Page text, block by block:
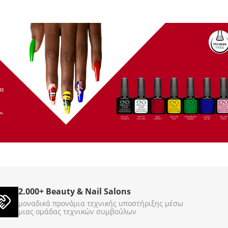
€8900
2.000+ Beauty & Nail Salons
μοναδικά προνόμια τεχνικής υποστήριξης μέσω
μιας ομάδας τεχνικών συμβούλων